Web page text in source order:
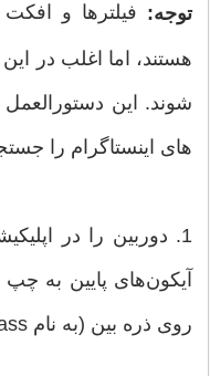
توجه: فیلترها و
هستند، اما اغلب در
شوند. این
های اینستاگرام را
1. دوربین را در
آیکون‌های پایین به
روی ذره بین (به نام magnifying glass) ضربه بزنید.